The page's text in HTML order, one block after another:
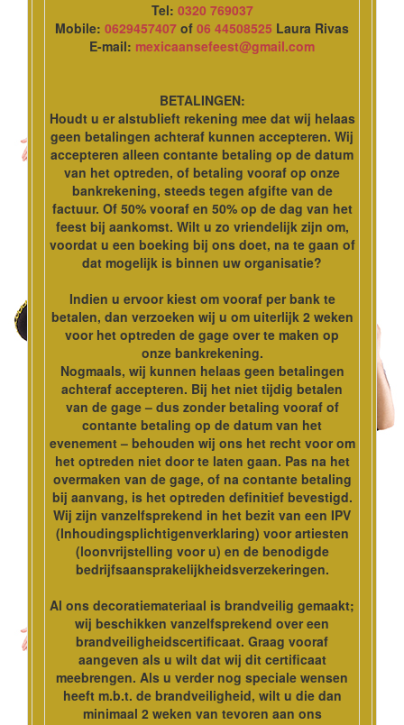
Tel: 0320 769037
Mobile: 0629457407 of 06 44508525 Laura Rivas
E-mail: mexicaansefeest@gmail.com
BETALINGEN:
Houdt u er alstublieft rekening mee dat wij helaas
geen betalingen achteraf kunnen accepteren. Wij
accepteren alleen contante betaling op de datum
van het optreden, of betaling vooraf op onze
bankrekening, steeds tegen afgifte van de
factuur. Of 50% vooraf en 50% op de dag van het
feest bij aankomst. Wilt u zo vriendelijk zijn om,
voordat u een boeking bij ons doet, na te gaan of
dat mogelijk is binnen uw organisatie?
Indien u ervoor kiest om vooraf per bank te
betalen, dan verzoeken wij u om uiterlijk 2 weken
voor het optreden de gage over te maken op
onze bankrekening.
Nogmaals, wij kunnen helaas geen betalingen
achteraf accepteren. Bij het niet tijdig betalen
van de gage – dus zonder betaling vooraf of
contante betaling op de datum van het
evenement – behouden wij ons het recht voor om
het optreden niet door te laten gaan. Pas na het
overmaken van de gage, of na contante betaling
bij aanvang, is het optreden definitief bevestigd.
Wij zijn vanzelfsprekend in het bezit van een IPV
(Inhoudingsplichtigenverklaring) voor artiesten
(loonvrijstelling voor u) en de benodigde
bedrijfsaansprakelijkheidsverzekeringen.
Al ons decoratiemateriaal is brandveilig gemaakt;
wij beschikken vanzelfsprekend over een
brandveiligheidscertificaat. Graag vooraf
aangeven als u wilt dat wij dit certificaat
meebrengen. Als u verder nog speciale wensen
heeft m.b.t. de brandveiligheid, wilt u die dan
minimaal 2 weken van tevoren aan ons